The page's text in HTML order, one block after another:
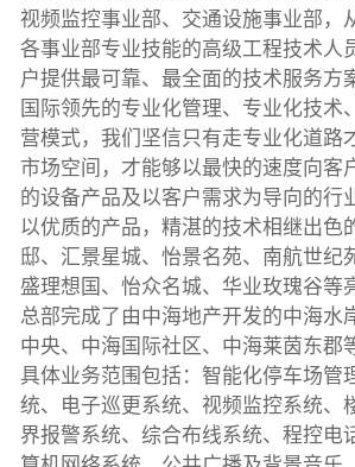
视频监控事业部、交通设施事业部，
各事业部专业技能的高级工程技术人
户提供最可靠、最全面的技术服务方
国际领先的专业化管理、专业化技术
营模式，我们坚信只有走专业化道路
市场空间，才能够以最快的速度向客
的设备产品及以客户需求为导向的行
以优质的产品，精湛的技术相继出色
邸、汇景星城、怡景名苑、南航世纪
盛理想国、怡众名城、华业玫瑰谷等
总部完成了由中海地产开发的中海水
中央、中海国际社区、中海莱茵东郡
具体业务范围包括：智能化停车场管
统、电子巡更系统、视频监控系统、
界报警系统、综合布线系统、程控电